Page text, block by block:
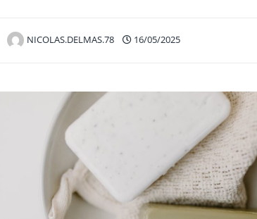
NICOLAS.DELMAS.78 16/05/2025